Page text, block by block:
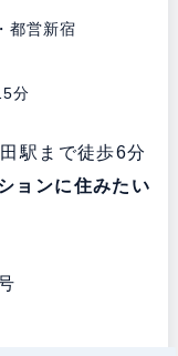
都営新宿
分
駅まで徒歩6分
ョンに住みたい